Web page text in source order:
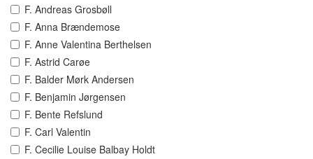
F. Andreas Grosbøll
F. Anna Brændemose
F. Anne Valentina Berthelsen
F. Astrid Carøe
F. Balder Mørk Andersen
F. Benjamin Jørgensen
F. Bente Refslund
F. Carl Valentin
F. Cecilie Louise Balbay Holdt